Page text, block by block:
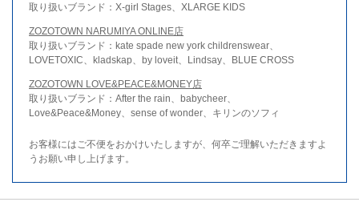
取り扱いブランド：X-girl Stages、XLARGE KIDS
ZOZOTOWN NARUMIYA ONLINE店
取り扱いブランド：kate spade new york childrenswear、
LOVETOXIC、kladskap、by loveit、Lindsay、BLUE CROSS
ZOZOTOWN LOVE&PEACE&MONEY店
取り扱いブランド：After the rain、babycheer、
Love&Peace&Money、sense of wonder、キリンのソフィ
お客様にはご不便をおかけいたしますが、何卒ご理解いただきますよ
うお願い申し上げます。